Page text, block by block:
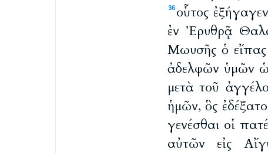
36 οὗτος
ἐν Ἐρυθρᾷ
Μωυσῆς ὁ εἴπας
ἀδελφῶν ὑμῶν
μετὰ τοῦ
ἡμῶν, ὃς
γενέσθαι οἱ
αὐτῶν εἰς